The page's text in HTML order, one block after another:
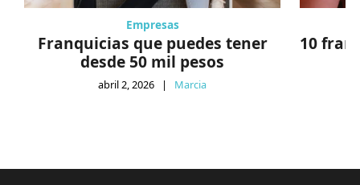
Empresas
Franquicias que puedes tener
desde 50 mil pesos
abril 2, 2026 | Marcia
10